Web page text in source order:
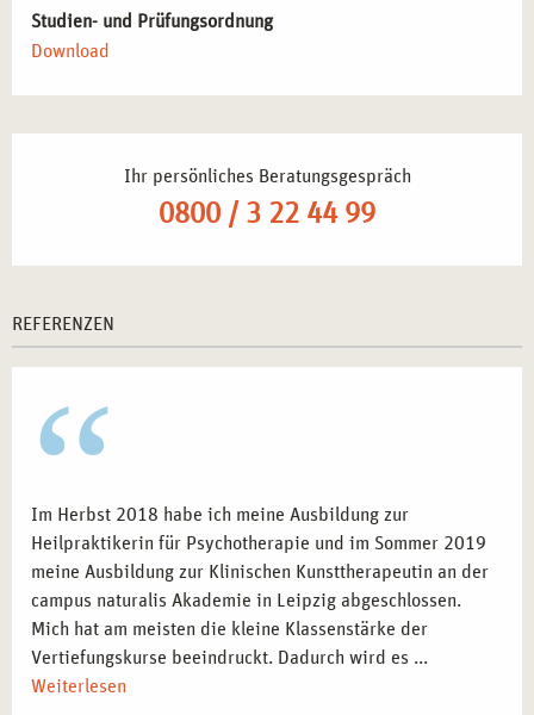
Studien- und Prüfungsordnung
Download
Ihr persönliches Beratungsgespräch
0800 / 3 22 44 99
REFERENZEN
Im Herbst 2018 habe ich meine Ausbildung zur
Heilpraktikerin für Psychotherapie und im Sommer 2019
meine Ausbildung zur Klinischen Kunsttherapeutin an der
campus naturalis Akademie in Leipzig abgeschlossen.
Mich hat am meisten die kleine Klassenstärke der
Vertiefungskurse beeindruckt. Dadurch wird es ...
Weiterlesen